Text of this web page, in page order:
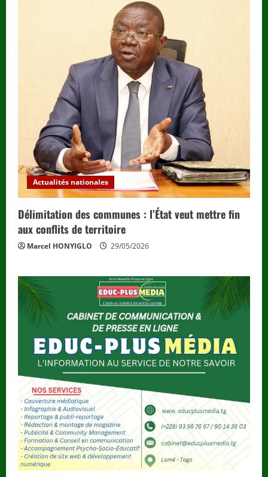
Actualités nationales
Délimitation des communes : l’État veut mettre fin
aux conflits de territoire
Marcel HONYIGLO 29/05/2026